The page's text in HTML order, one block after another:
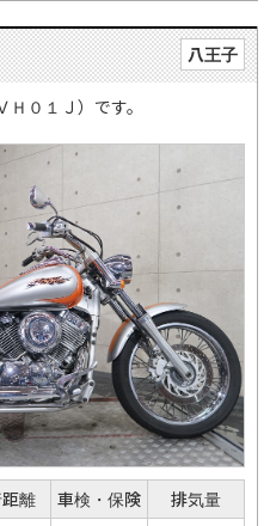
八王子
０１Ｊ）です。
離 車検・保険
排気量